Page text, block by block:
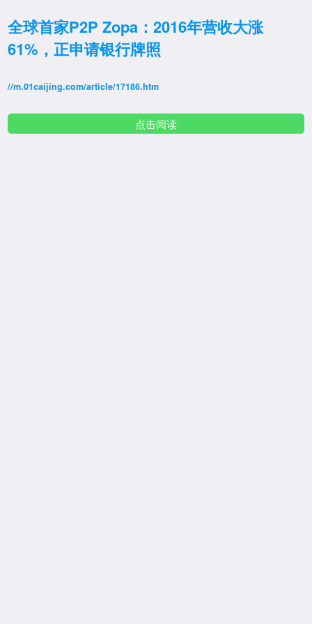
全球首家P2P Zopa：2016年营收大涨
61%，正申请银行牌照
//m.01caijing.com/article/17186.htm
点击阅读